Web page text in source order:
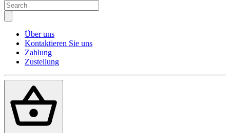
Über uns
Kontaktieren Sie uns
Zahlung
Zustellung